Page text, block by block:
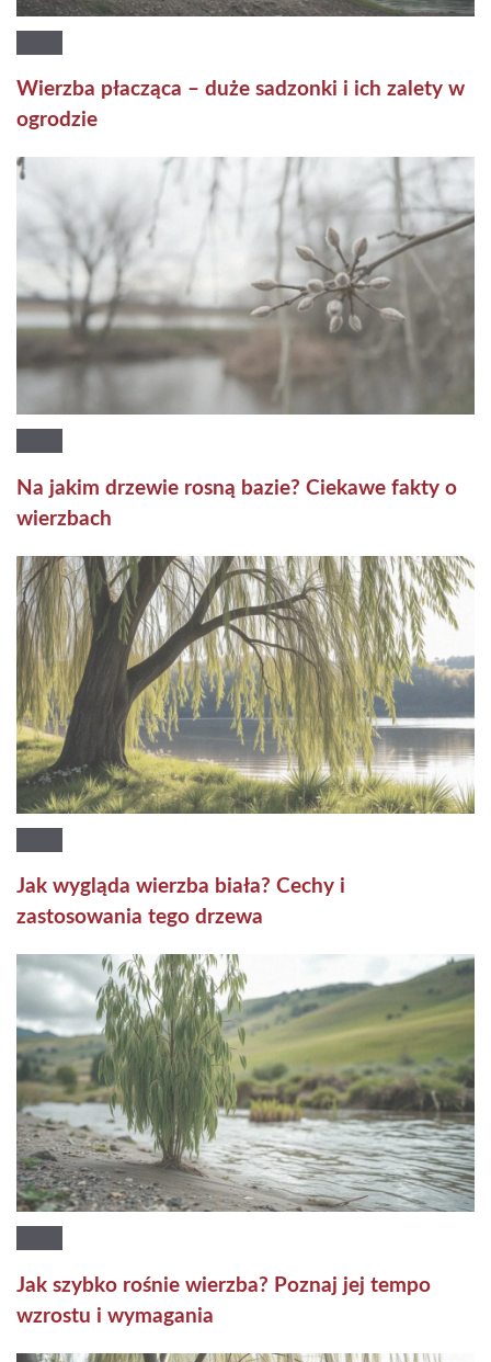
Wierzba płacząca – duże sadzonki i ich zalety w
ogrodzie
Na jakim drzewie rosną bazie? Ciekawe fakty o
wierzbach
Jak wygląda wierzba biała? Cechy i
zastosowania tego drzewa
Jak szybko rośnie wierzba? Poznaj jej tempo
wzrostu i wymagania